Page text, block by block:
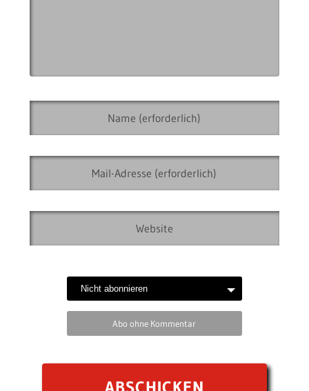
Abo ohne Kommentar